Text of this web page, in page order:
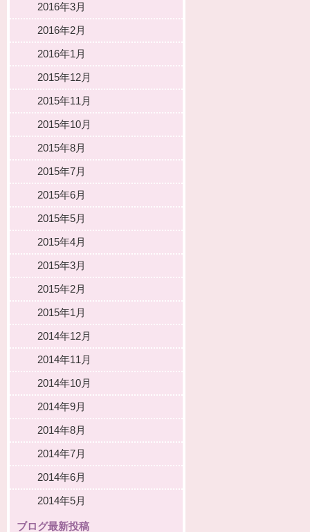
2016年3月
2016年2月
2016年1月
2015年12月
2015年11月
2015年10月
2015年8月
2015年7月
2015年6月
2015年5月
2015年4月
2015年3月
2015年2月
2015年1月
2014年12月
2014年11月
2014年10月
2014年9月
2014年8月
2014年7月
2014年6月
2014年5月
ブログ最新投稿